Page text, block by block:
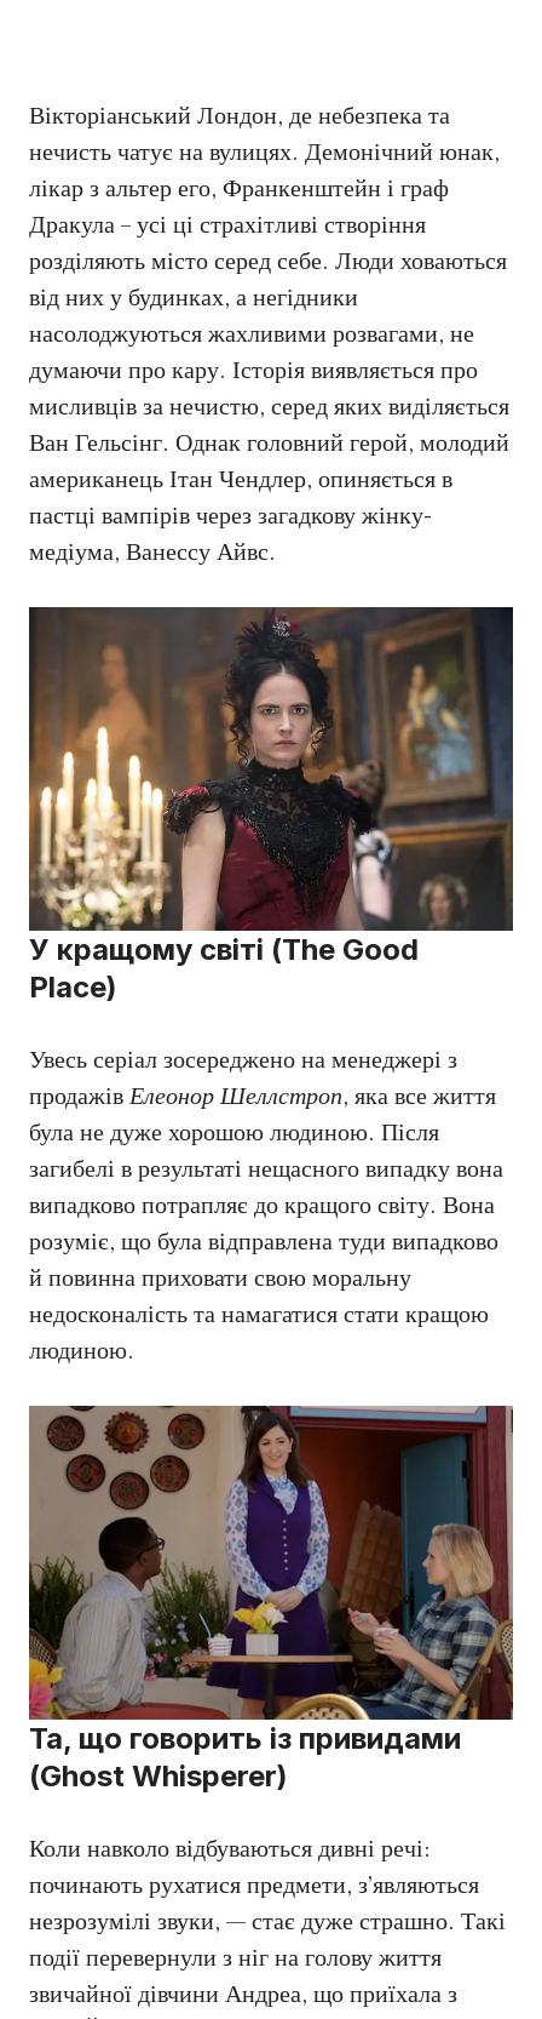
Вікторіанський Лондон, де небезпека та
нечисть чатує на вулицях. Демонічний юнак,
лікар з альтер его, Франкенштейн і граф
Дракула – усі ці страхітливі створіння
розділяють місто серед себе. Люди ховаються
від них у будинках, а негідники
насолоджуються жахливими розвагами, не
думаючи про кару. Історія виявляється про
мисливців за нечистю, серед яких виділяється
Ван Гельсінг. Однак головний герой, молодий
американець Ітан Чендлер, опиняється в
пастці вампірів через загадкову жінку-
медіума, Ванессу Айвс.
У кращому світі (The Good
Place)
Увесь серіал зосереджено на менеджері з
продажівЕлеонор Шеллстроп, яка все життя
була не дуже хорошою людиною. Після
загибелі в результаті нещасного випадку вона
випадково потрапляє до кращого світу. Вона
розуміє, що була відправлена туди випадково
й повинна приховати свою моральну
недосконалість та намагатися стати кращою
людиною.
Та, що говорить із привидами
(Ghost Whisperer)
Коли навколо відбуваються дивні речі:
починають рухатися предмети, з’являються
незрозумілі звуки, — стає дуже страшно. Такі
події перевернули з ніг на голову життя
звичайної дівчини Андреа, що приїхала з